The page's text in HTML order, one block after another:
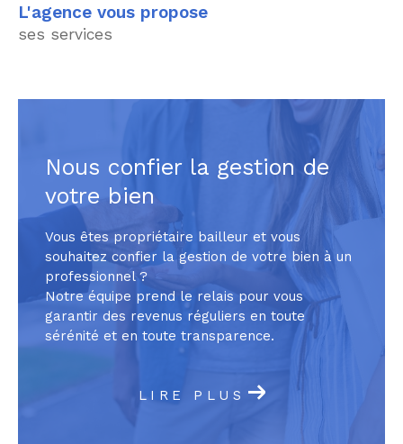
L'agence vous propose
ses services
Nous confier la gestion de
votre bien
Vous êtes propriétaire bailleur et vous
souhaitez confier la gestion de votre bien à un
professionnel ?
Notre équipe prend le relais pour vous
garantir des revenus réguliers en toute
sérénité et en toute transparence.
LIRE PLUS